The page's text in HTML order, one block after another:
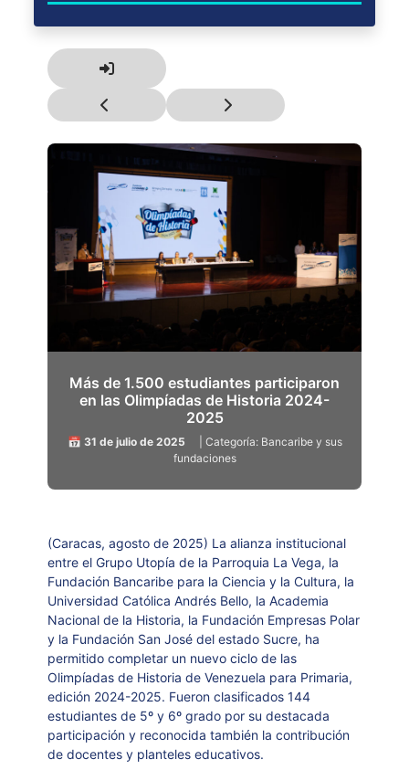
Más de 1.500 estudiantes participaron
en las Olimpíadas de Historia 2024-
2025
📅 31 de julio de 2025
| Categoría: Bancaribe y sus
fundaciones
(Caracas, agosto de 2025) La alianza institucional
entre el Grupo Utopía de la Parroquia La Vega, la
Fundación Bancaribe para la Ciencia y la Cultura, la
Universidad Católica Andrés Bello, la Academia
Nacional de la Historia, la Fundación Empresas Polar
y la Fundación San José del estado Sucre, ha
permitido completar un nuevo ciclo de las
Olimpíadas de Historia de Venezuela para Primaria,
edición 2024-2025. Fueron clasificados 144
estudiantes de 5º y 6º grado por su destacada
participación y reconocida también la contribución
de docentes y planteles educativos.